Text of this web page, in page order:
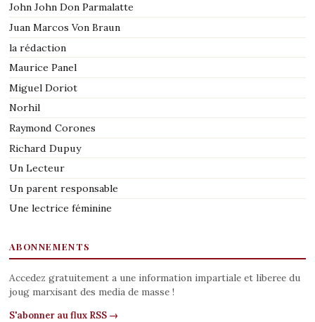
John John Don Parmalatte
Juan Marcos Von Braun
la rédaction
Maurice Panel
Miguel Doriot
Norhil
Raymond Corones
Richard Dupuy
Un Lecteur
Un parent responsable
Une lectrice féminine
ABONNEMENTS
Accedez gratuitement a une information impartiale et liberee du
joug marxisant des media de masse !
S'abonner au flux RSS →